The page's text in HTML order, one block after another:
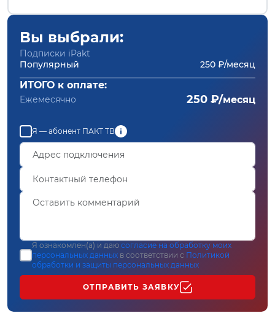
Вы выбрали:
Подписки iPakt
Популярный
250 ₽/месяц
ИТОГО к оплате:
Ежемесячно 250 ₽/месяц
Я — абонент ПАКТ ТВ
Я ознакомлен(а) и даю согласие на обработку моих
персональных данных в соответствии с Политикой
обработки и защиты персональных данных
ОТПРАВИТЬ ЗАЯВКУ